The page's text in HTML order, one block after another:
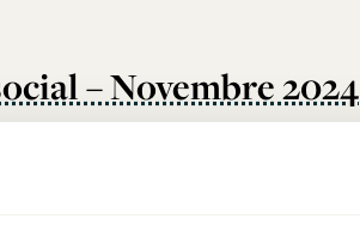
– Novembre 2024
– Septembre 2024